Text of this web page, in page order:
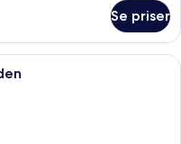
Se priser
hotellrum med en stor säng, ett